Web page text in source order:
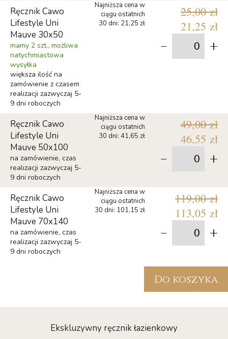
Ręcznik Cawo
Lifestyle Uni
Mauve 30x50
mamy 2 szt., możliwa
natychmiastowa
wysyłka
większa ilość na
zamówienie z czasem
realizacji zazwyczaj 5-
9 dni roboczych
25,00 zł
21,25 zł
Najniższa cena w
ciągu ostatnich
30 dni: 21,25 zł
- +
Ręcznik Cawo
Lifestyle Uni
Mauve 50x100
na zamówienie, czas
realizacji zazwyczaj 5-
9 dni roboczych
49,00 zł
46,55 zł
Najniższa cena w
ciągu ostatnich
30 dni: 41,65 zł
- +
Ręcznik Cawo
Lifestyle Uni
Mauve 70x140
na zamówienie, czas
realizacji zazwyczaj 5-
9 dni roboczych
119,00 zł
113,05 zł
Najniższa cena w
ciągu ostatnich
30 dni: 101,15 zł
- +
Do koszyka
Ekskluzywny ręcznik łazienkowy